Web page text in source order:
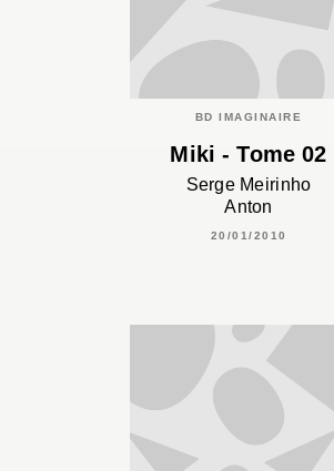
BD IMAGINAIRE
Miki - Tome 02
Serge Meirinho
Anton
20/01/2010